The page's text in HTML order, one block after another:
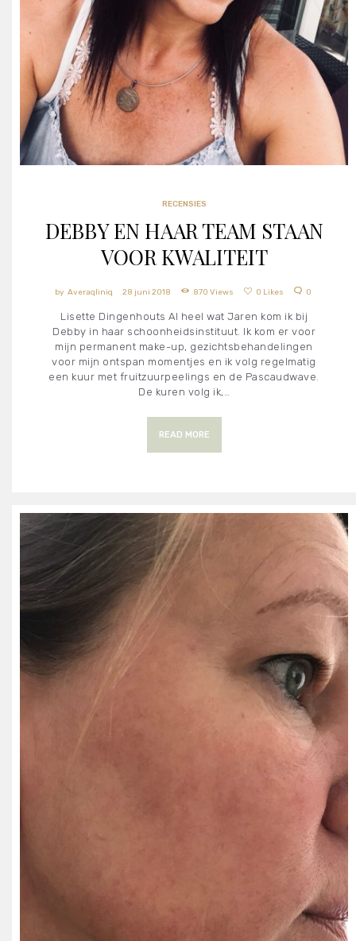
RECENSIES
DEBBY EN HAAR TEAM STAAN
VOOR KWALITEIT
Averaqliniq 28 juni 2018 870 Views 0 Likes 0
Lisette Dingenhouts Al heel wat Jaren kom ik bij
Debby in haar schoonheidsinstituut. Ik kom er voor
mijn permanent make-up, gezichtsbehandelingen
voor mijn ontspan momentjes en ik volg regelmatig
een kuur met fruitzuurpeelings en de Pascaudwave.
De kuren volg ik,…
READ MORE